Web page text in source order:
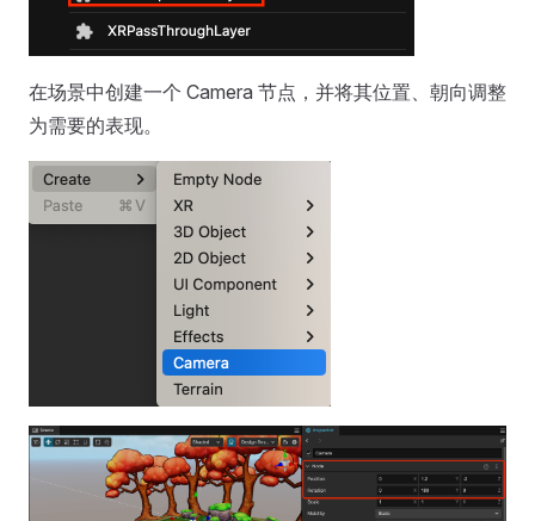
在场景中创建一个 Camera 节点，并将其位置、朝向调整
为需要的表现。